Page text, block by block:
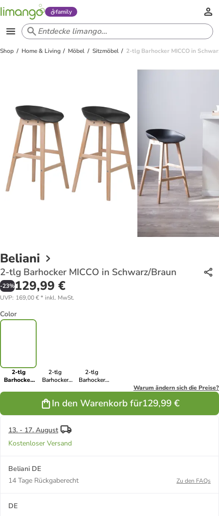
family
Shop Home & Living Möbel Sitzmöbel 2-tlg Barhocker MICCO in
Beliani
2-tlg Barhocker MICCO in Schwarz/Braun
-23%129,99 €
UVP: 169,00 €* inkl. MwSt.
Color
2-tlg
Barhocker
Schwarz/Braun
2-tlg
Barhocker
2-tlg
Barhocker
Warum ändern sich die Preise?
In den Warenkorb für129,99 €
13. - 17. August
Kostenloser Versand
Beliani DE
14 Tage Rückgaberecht
Zu den FAQs
DE